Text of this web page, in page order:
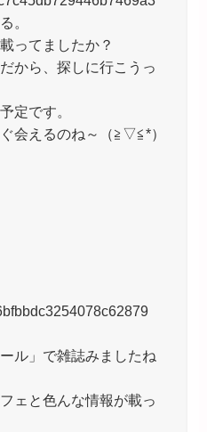
。
ってましたか？
から、探しに行こうっ
定です。
会えるのね～（≧▽≦*）
ル」で雑誌みましたね
ェと色んな情報が載っ